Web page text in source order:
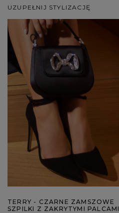
UZUPEŁNIJ STYLIZACJĘ
TERRY - CZARNE ZAMSZOWE
SZPILKI Z ZAKRYTYMI PALCAMI